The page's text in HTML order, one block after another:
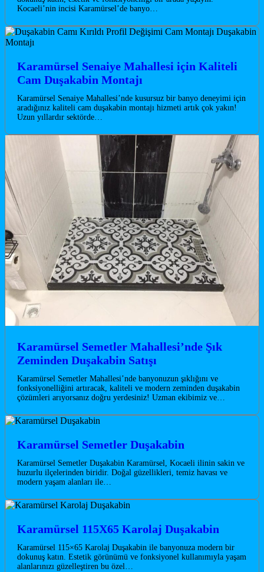
Kocaeli’nin incisi Karamürsel’de banyo…
Karamürsel Senaiye Mahallesi için Kaliteli
Cam Duşakabin Montajı
Karamürsel Senaiye Mahallesi’nde kusursuz bir banyo deneyimi için
aradığınız kaliteli cam duşakabin montajı hizmeti artık çok yakın!
Uzun yıllardır sektörde…
Karamürsel Semetler Mahallesi’nde Şık
Zeminden Duşakabin Satışı
Karamürsel Semetler Mahallesi’nde banyonuzun şıklığını ve
fonksiyonelliğini artıracak, kaliteli ve modern zeminden duşakabin
çözümleri arıyorsanız doğru yerdesiniz! Uzman ekibimiz ve…
Karamürsel Semetler Duşakabin
Karamürsel Semetler Duşakabin Karamürsel, Kocaeli ilinin sakin ve
huzurlu ilçelerinden biridir. Doğal güzellikleri, temiz havası ve
modern yaşam alanları ile…
Karamürsel 115X65 Karolaj Duşakabin
Karamürsel 115×65 Karolaj Duşakabin ile banyonuza modern bir
dokunuş katın. Estetik görünümü ve fonksiyonel kullanımıyla yaşam
alanlarınızı güzelleştiren bu özel…